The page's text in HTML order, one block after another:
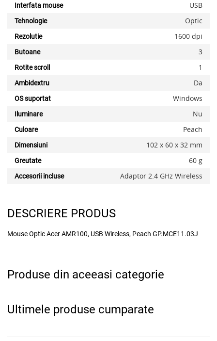
Interfata mouse USB
Tehnologie Optic
Rezolutie 1600 dpi
Butoane 3
Rotite scroll 1
Ambidextru Da
OS suportat Windows
Iluminare Nu
Culoare Peach
Dimensiuni 102 x 60 x 32 mm
Greutate 60 g
Accesorii incluse Adaptor 2.4 GHz Wireless
DESCRIERE PRODUS
Mouse Optic Acer AMR100, USB Wireless, Peach GP.MCE11.03J
Produse din aceeasi categorie
Ultimele produse cumparate
x
Adauga la favorite